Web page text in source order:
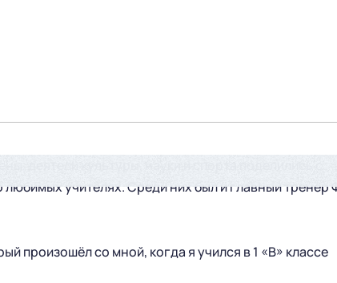
учителях. Среди них был и главный тренер
произошёл со мной, когда я учился в 1 «В» классе